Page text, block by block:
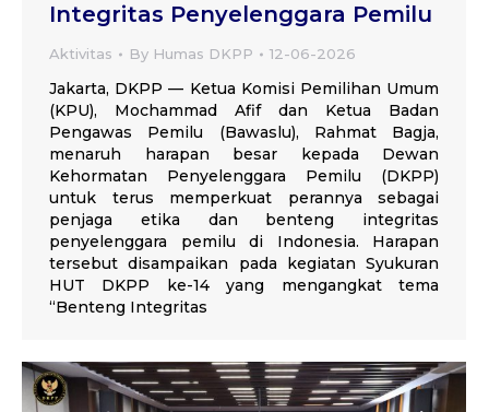
Integritas Penyelenggara Pemilu
Aktivitas By Humas DKPP 12-06-2026
Jakarta, DKPP — Ketua Komisi Pemilihan Umum
(KPU), Mochammad Afif dan Ketua Badan
Pengawas Pemilu (Bawaslu), Rahmat Bagja,
menaruh harapan besar kepada Dewan
Kehormatan Penyelenggara Pemilu (DKPP)
untuk terus memperkuat perannya sebagai
penjaga etika dan benteng integritas
penyelenggara pemilu di Indonesia. Harapan
tersebut disampaikan pada kegiatan Syukuran
HUT DKPP ke-14 yang mengangkat tema
“Benteng Integritas